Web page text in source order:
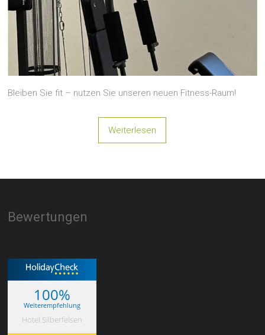
Bleiben Sie fit – nutzen Sie unseren neuen Fitness-Raum!
Weiterlesen
Bewertungen
100%
Weiterempfehlung
Hotel Silberfelsen